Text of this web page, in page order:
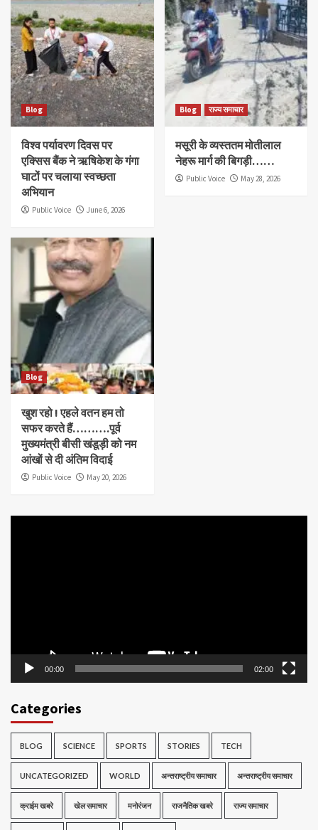
Blog
विश्व पर्यावरण दिवस पर
एक्सिस बैंक ने ऋषिकेश के गंगा
घाटों पर चलाया स्वच्छता
अभियान
Public Voice June 6, 2026
Blog राज्य समाचार
मसूरी के व्यस्ततम मोतीलाल
नेहरू मार्ग की बिगड़ी……
Public Voice May 28, 2026
Blog
खुश रहो ! एहले वतन हम तो
सफर करते हैं……….पूर्व
मुख्यमंत्री बीसी खंडूड़ी को नम
आंखों से दी अंतिम विदाई
Public Voice May 20, 2026
00:00 02:00
Categories
BLOG SCIENCE SPORTS STORIES TECH
UNCATEGORIZED WORLD अन्तराष्ट्रीय समाचार अन्तराष्ट्रीय समाचार
क्राईम खबरे खेल समाचार मनोरंजन राजनैतिक खबरे राज्य समाचार